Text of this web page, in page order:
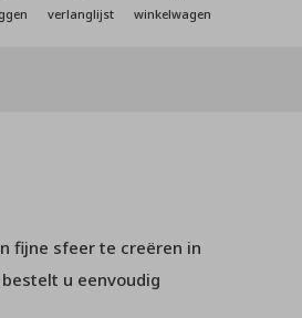
verlanglijst winkelwagen
fijne sfeer te creëren in
u eenvoudig